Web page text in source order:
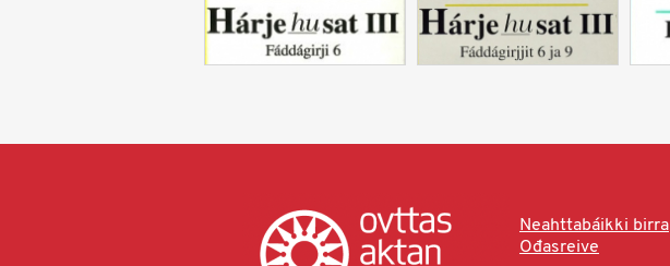
Neahttabáikki birra
Ođasreive